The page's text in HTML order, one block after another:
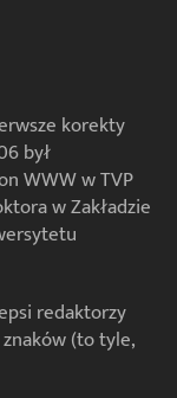
korekty
był
WWW w TVP
w Zakładzie
redaktorzy
(to tyle,